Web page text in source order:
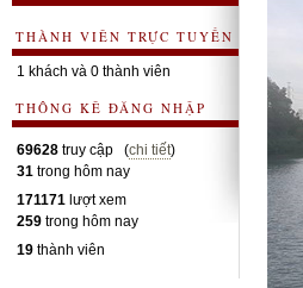
THÀNH VIÊN TRỰC TUYẾN
1 khách và 0 thành viên
THÔNG KÊ ĐĂNG NHẬP
69628 truy cập (chi tiết)
31 trong hôm nay
171171 lượt xem
259 trong hôm nay
19 thành viên